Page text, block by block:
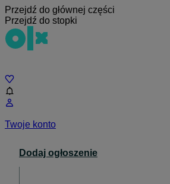
Przejdź do głównej części
Przejdź do stopki
Twoje konto
Dodaj ogłoszenie